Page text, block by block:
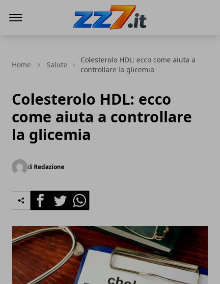
Home Salute
Colesterolo HDL: ecco come aiuta a
controllare la glicemia
Colesterolo HDL: ecco
come aiuta a controllare
la glicemia
di Redazione
FacebookTwitterWhatsapp